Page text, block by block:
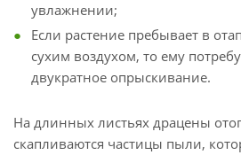
увлажнении;
Если растение пребывает в
сухим воздухом, то ему
двукратное опрыскивание.
На длинных листьях драцены
скапливаются частицы пыли,